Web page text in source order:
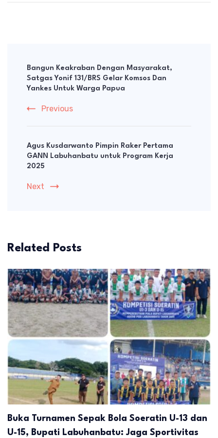
Navigation
Bangun Keakraban Dengan Masyarakat,
Satgas Yonif 131/BRS Gelar Komsos Dan
Yankes Untuk Warga Papua
Previous
Agus Kusdarwanto Pimpin Raker Pertama
GANN Labuhanbatu untuk Program Kerja
2025
Next
Related Posts
Buka Turnamen Sepak Bola Soeratin U-13 dan
U-15, Bupati Labuhanbatu: Jaga Sportivitas